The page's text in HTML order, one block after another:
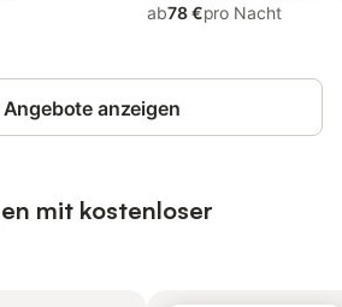
ab78 €pro Nacht
anzeigen
mit kostenloser